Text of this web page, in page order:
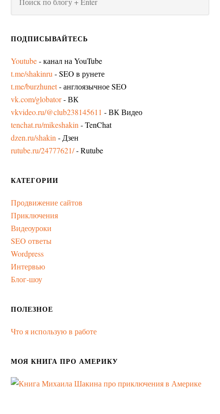
ПОДПИСЫВАЙТЕСЬ
Youtube- канал на YouTube
t.me/shakinru - SEO в рунете
t.me/burzhunet- англоязычное SEO
vk.com/globator- ВК
vkvideo.ru/@club238145611 - ВК Видео
tenchat.ru/mikeshakin - TenChat
dzen.ru/shakin - Дзен
rutube.ru/24777621/- Rutube
КАТЕГОРИИ
Продвижение сайтов
Приключения
Видеоуроки
SEO ответы
Wordpress
Интервью
Блог-шоу
ПОЛЕЗНОЕ
Что я использую в работе
МОЯ КНИГА ПРО АМЕРИКУ